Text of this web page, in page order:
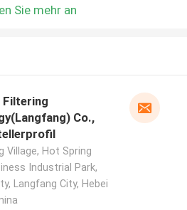
Sie mehr an
Filtering
Co.,
Village, Hot Spring
Industrial Park,
Langfang City, Hebei